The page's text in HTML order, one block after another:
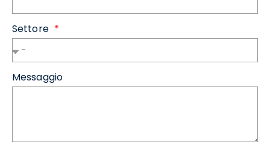
Settore
Messaggio